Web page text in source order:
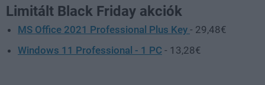
Limitált Black Friday akciók
MS Office 2021 Professional Plus Key - 29,48€
Windows 11 Professional - 1 PC - 13,28€